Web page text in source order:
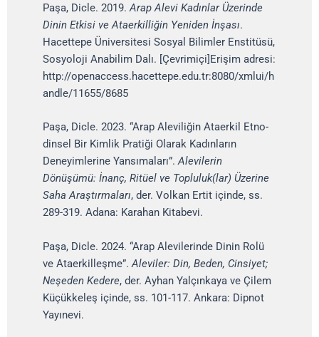
Paşa, Dicle. 2019.Arap Alevi Kadınlar Üzerinde
Dinin Etkisi ve Ataerkilliğin Yeniden İnşası.
Hacettepe Üniversitesi Sosyal Bilimler Enstitüsü,
Sosyoloji Anabilim Dalı. [Çevrimiçi]Erişim adresi:
http://openaccess.hacettepe.edu.tr:8080/xmlui/h
andle/11655/8685
Paşa, Dicle. 2023. “Arap Aleviliğin Ataerkil Etno-
dinsel Bir Kimlik Pratiği Olarak Kadınların
Deneyimlerine Yansımaları”.Alevilerin
Dönüşümü: İnanç, Ritüel ve Topluluk(lar) Üzerine
Saha Araştırmaları, der. Volkan Ertit içinde, ss.
289-319. Adana: Karahan Kitabevi.
Paşa, Dicle. 2024. “Arap Alevilerinde Dinin Rolü
ve Ataerkilleşme”. Aleviler: Din, Beden, Cinsiyet;
Neşeden Kedere, der. Ayhan Yalçınkaya ve Çilem
Küçükkeleş içinde, ss. 101-117. Ankara: Dipnot
Yayınevi.